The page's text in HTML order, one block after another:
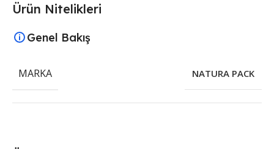
Ürün Nitelikleri
Genel Bakış
MARKA NATURA PACK